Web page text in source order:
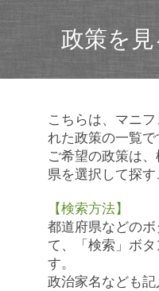
政策を
こちらは、マニ
れた政策の一覧で
ご希望の政策は
県を選択して探す
【検索方法】
都道府県などの
て、「検索」ボ
す。
政治家名なども